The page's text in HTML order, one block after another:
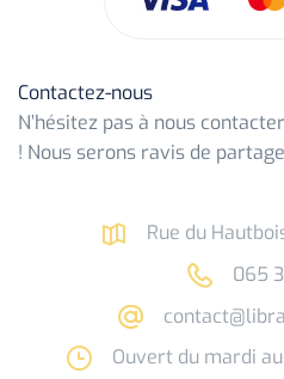
Contactez-nous
N’hésitez pas à nous
! Nous serons ravis de
Rue du
065
Ouvert du mardi